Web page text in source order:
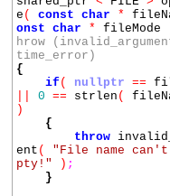
e ( const char *
onst char * fileMode
hrow
time_error)
{
if( nullptr ==
0 == strlen (
)
{
throw
ent (
"File name can't
pty!"
) ;
}